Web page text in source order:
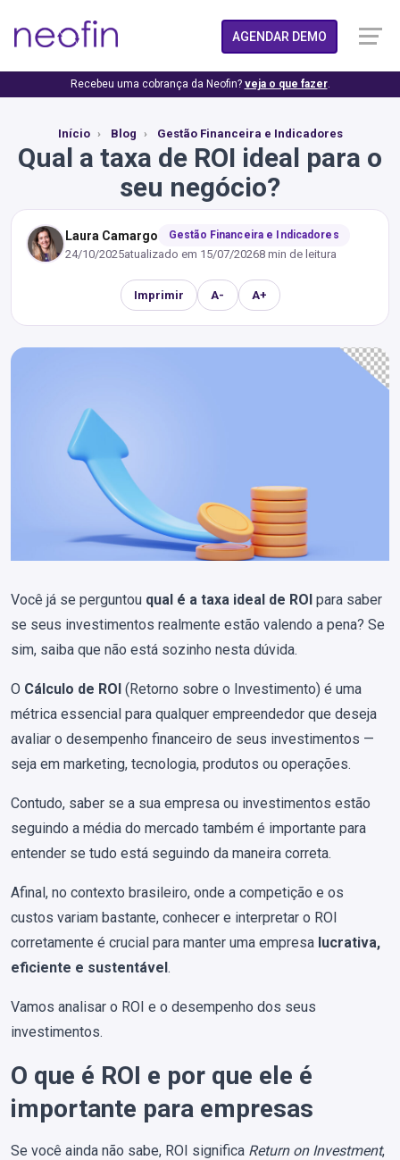
AGENDAR DEMO
Recebeu uma cobrança da Neofin? veja o que fazer.
Início Blog Gestão Financeira e Indicadores
Qual a taxa de ROI ideal para o
seu negócio?
Laura Camargo Gestão Financeira e Indicadores
24/10/2025atualizado em 15/07/20268 min de leitura
Imprimir A- A+
Você já se perguntou qual é a taxa ideal de ROI para saber
se seus investimentos realmente estão valendo a pena? Se
sim, saiba que não está sozinho nesta dúvida.
O Cálculo de ROI (Retorno sobre o Investimento) é uma
métrica essencial para qualquer empreendedor que deseja
avaliar o desempenho financeiro de seus investimentos —
seja em marketing, tecnologia, produtos ou operações.
Contudo, saber se a sua empresa ou investimentos estão
seguindo a média do mercado também é importante para
entender se tudo está seguindo da maneira correta.
Afinal, no contexto brasileiro, onde a competição e os
custos variam bastante, conhecer e interpretar o ROI
corretamente é crucial para manter uma empresa lucrativa,
eficiente e sustentável.
Vamos analisar o ROI e o desempenho dos seus
investimentos.
O que é ROI e por que ele é
importante para empresas
Se você ainda não sabe, ROI significa Return on Investment,